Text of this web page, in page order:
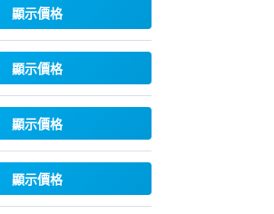
顯示價格
顯示價格
顯示價格
顯示價格